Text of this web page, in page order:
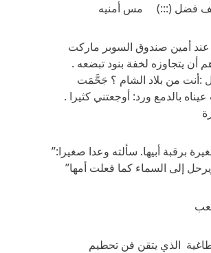
فضل (:::) مس أمنيه
أمين صندوق السوبر ماركت
أن يتجاوزه لخفة بنود تبضعه .
:أنت من بلاد الشام ؟ جَحَّمَت
بالدمع ورد: أوجعتني كثيرا .
برقبة أبيها. سألته وعدا صغيرا:”
ويرحل إلى السماء كما فعلت أمها”
الذي يتقن فن تحطيم